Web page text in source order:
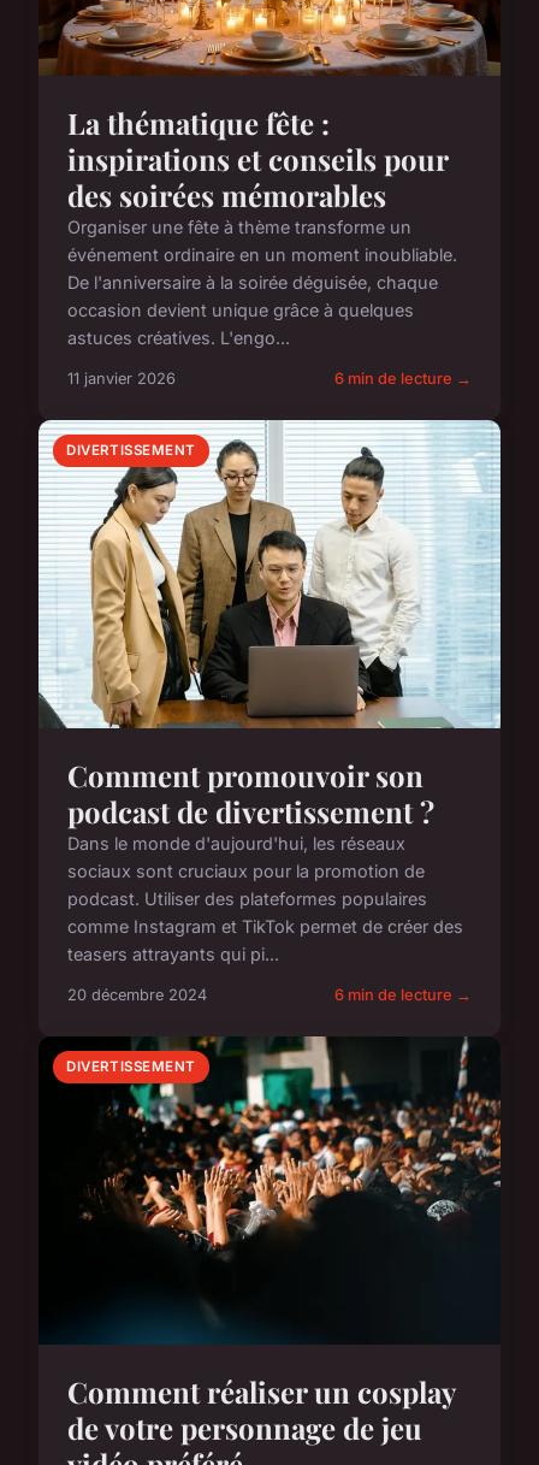
La thématique fête :
inspirations et conseils pour
des soirées mémorables
Organiser une fête à thème transforme un
événement ordinaire en un moment inoubliable.
De l'anniversaire à la soirée déguisée, chaque
occasion devient unique grâce à quelques
astuces créatives. L'engo...
11 janvier 2026 6 min de lecture →
DIVERTISSEMENT
Comment promouvoir son
podcast de divertissement ?
Dans le monde d'aujourd'hui, les réseaux
sociaux sont cruciaux pour la promotion de
podcast. Utiliser des plateformes populaires
comme Instagram et TikTok permet de créer des
teasers attrayants qui pi...
20 décembre 2024 6 min de lecture →
DIVERTISSEMENT
Comment réaliser un cosplay
de votre personnage de jeu